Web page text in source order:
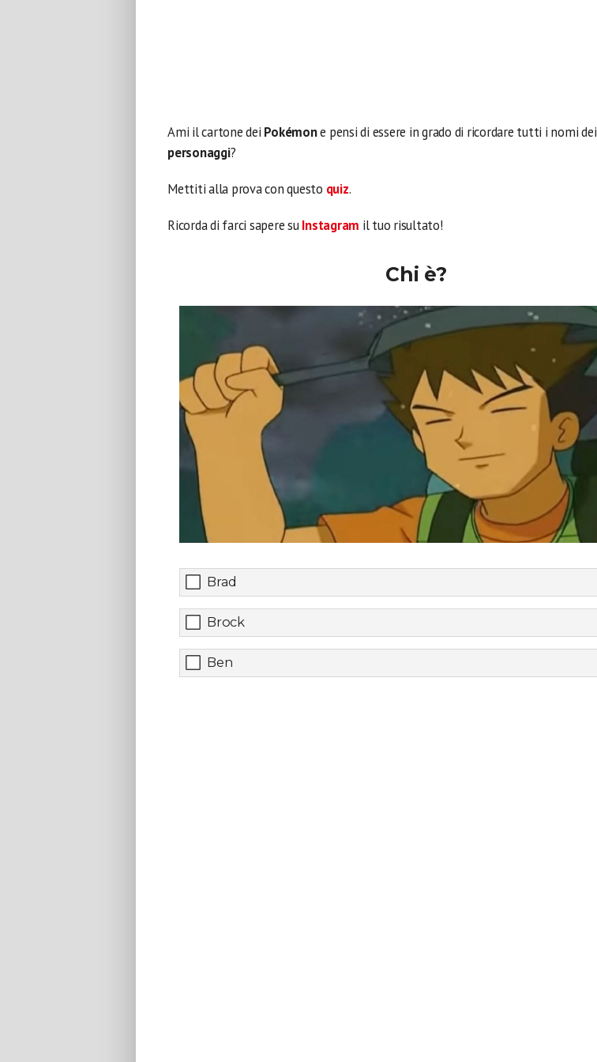
Ami il cartone dei Pokémone pensi di essere in grado di ricordare tutti i nomi dei
personaggi?
Mettiti alla prova con questo quiz.
Ricorda di farci sapere suInstagram il tuo risultato!
Chi è?
Brad
Brock
Ben